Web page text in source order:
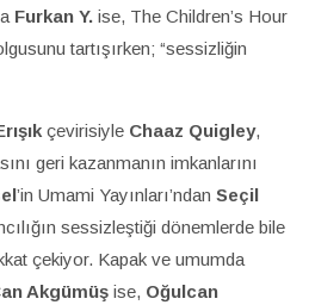
Furkan Y. ise, The Children’s Hour
tartışırken; “sessizliğin
çevirisiyle Chaaz Quigley,
geri kazanmanın imkanlarını
’in Umami Yayınları’ndan Seçil
sessizleştiği dönemlerde bile
çekiyor. Kapak ve umumda
Akgümüş ise, Oğulcan